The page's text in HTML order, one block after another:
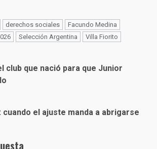
derechos sociales
Facundo Medina
Selección Argentina Villa Fiorito
club que nació para que Junior
cuando el ajuste manda a abrigarse